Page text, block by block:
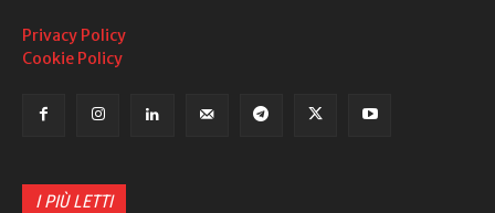
Privacy Policy
Cookie Policy
I PIÙ LETTI